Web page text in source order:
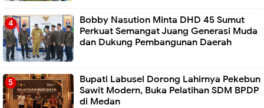
Bobby Nasution Minta DHD 45 Sumut
Perkuat Semangat Juang Generasi Muda
dan Dukung Pembangunan Daerah
Bupati Labusel Dorong Lahirnya Pekebun
Sawit Modern, Buka Pelatihan SDM BPDP
di Medan